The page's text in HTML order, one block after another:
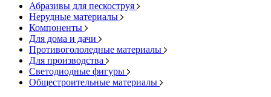
Абразивы для пескоструя
Нерудные материалы
Компоненты
Для дома и дачи
Противогололедные материалы
Для производства
Светодиодные фигуры
Общестроительные материалы